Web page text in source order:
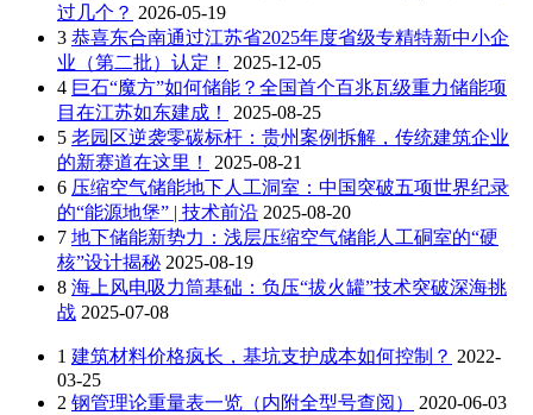
过几个？ 2026-05-19
3 恭喜东合南通过江苏省2025年度省级专精特新中小企
业（第二批）认定！
2025-12-05
4 巨石“魔方”如何储能？全国首个百兆瓦级重力储能项
目在江苏如东建成！
2025-08-25
5 老园区逆袭零碳标杆：贵州案例拆解，传统建筑企业
的新赛道在这里！
2025-08-21
6 压缩空气储能地下人工洞室：中国突破五项世界纪录
的“能源地堡” | 技术前沿 2025-08-20
7 地下储能新势力：浅层压缩空气储能人工硐室的“硬
核”设计揭秘 2025-08-19
8 海上风电吸力筒基础：负压“拔火罐”技术突破深海挑
战 2025-07-08
1 建筑材料价格疯长，基坑支护成本如何控制？ 2022-
03-25
2 钢管理论重量表一览（内附全型号查阅） 2020-06-03